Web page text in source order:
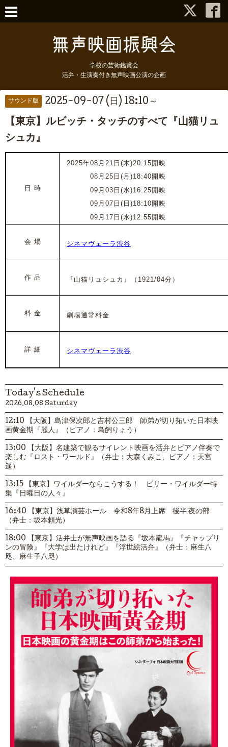
学校の芸術鑑賞会
活弁・生演奏付き無声映画公演の企画
サウンド版 2025-09-07 (日) 18:10～
【東京】ルビッチ・タッチのすべて『山猫リュ
シュカ』
日 時
2025年08月21日(木)20:15開映
08月25日(月)18:40開映
09月03日(水)16:25開映
09月07日(日)18:10開映
09月17日(水)12:55開映
会 場 シネマヴェーラ渋谷
作 品 『山猫リュシュカ』 （1921/84分）
料 金 劇場通常料金
詳 細 シネマヴェーラ渋谷
Today's Schedule
2026.08.08 Saturday
12:10 【大阪】島津保次郎と吉村公三郎 師弟が切り拓いた日本映
画黄金期『麗人』（ピアノ：鳥飼りょう）
13:00 【大阪】名建築で観るサイレント映画を活弁とピアノ伴奏で
楽しむ『ロスト・ワールド』（弁士：大森くみこ、ピアノ：天宮
遥）
13:15 【東京】ワイルダーならこうする！ ビリー・ワイルダー特
集『日曜日の人々』
16:40 【東京】浅草演芸ホール 令和8年8月上席 後半 夜の部
（弁士：坂本頼光）
18:00 【東京】活弁士が無声映画を語る『坂本龍馬』『チャップリ
ンの冒険』『大学は出たけれど』『浮世絵活弁』（弁士：麻生八
咫、麻生子八咫）